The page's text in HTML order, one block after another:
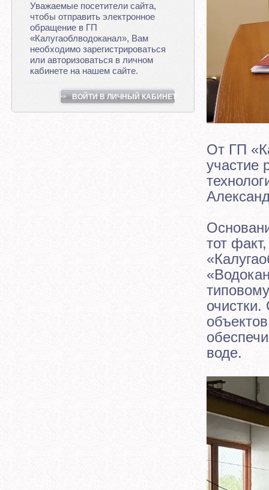
Уважаемые посетители сайта,
чтобы отправить электронное
обращение в ГП
«Калугаоблводоканал», Вам
необходимо зарегистрироваться
или авторизоваться в личном
кабинете на нашем сайте.
ВОЙТИ В ЛИЧНЫЙ КАБИНЕТ
От ГП
участие
тот
воде.